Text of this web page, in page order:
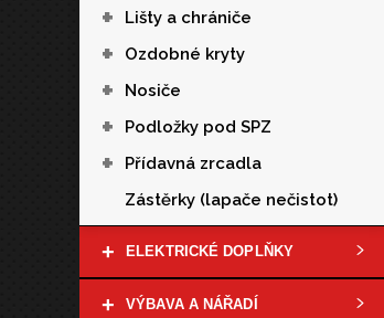
+ Lišty a chrániče
+ Ozdobné kryty
+ Nosiče
+ Podložky pod SPZ
+
Přídavná zrcadla
Zástěrky (lapače nečistot)
+ ELEKTRICKÉ DOPLŇKY
+ VÝBAVA A NÁŘADÍ